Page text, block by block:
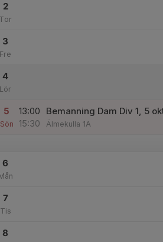
2
Tor
3
Fre
4
Lör
5
Sön
13:00
15:30
Bemanning Dam Div 1, 5
Älmekulla 1A
6
7
Tis
8